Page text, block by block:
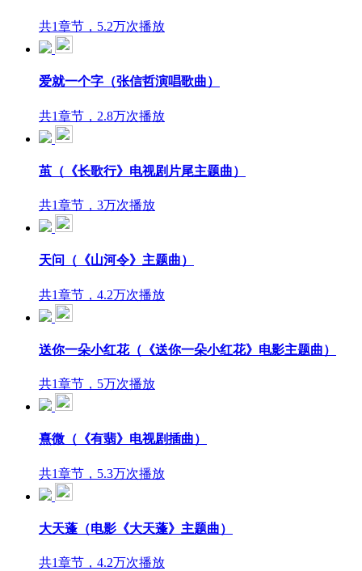
共1章节，5.2万次播放
爱就一个字（张信哲演唱歌曲）
共1章节，2.8万次播放
茧（《长歌行》电视剧片尾主题曲）
共1章节，3万次播放
天问（《山河令》主题曲）
共1章节，4.2万次播放
送你一朵小红花（《送你一朵小红花》电影主题曲）
共1章节，5万次播放
熹微（《有翡》电视剧插曲）
共1章节，5.3万次播放
大天蓬（电影《大天蓬》主题曲）
共1章节，4.2万次播放